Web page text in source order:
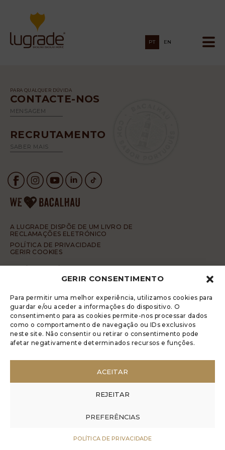
GERIR CONSENTIMENTO
Para permitir uma melhor experiência, utilizamos cookies para
guardar e/ou aceder a informações do dispositivo. O
consentimento para as cookies permite-nos processar dados
como o comportamento de navegação ou IDs exclusivos
neste site. Não consentir ou retirar o consentimento pode
afetar negativamente determinados recursos e funções.
ACEITAR
REJEITAR
PREFERÊNCIAS
POLÍTICA DE PRIVACIDADE
PT EN
PARA QUALQUER DÚVIDA
CONTACTE-NOS
MENSAGEM
RECRUTAMENTO
SABER MAIS
A LUGRADE DISPÕE DE UM LIVRO DE
RECLAMAÇÕES ELETRÓNICO
POLÍTICA DE PRIVACIDADE
GERIR COOKIES
CÓDIGO DE CONDUTA DA DENÚNCIA ANÓNIMA
© 2017 Rui Veríssimo Design